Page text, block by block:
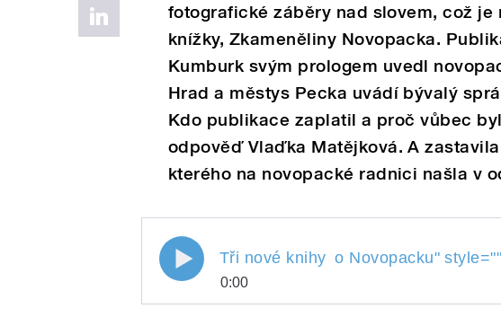
fotografické záběry nad slovem, což
knížky, Zkameněliny Novopacka.
Kumburk svým prologem uvedl
Hrad a městys Pecka uvádí bývalý
Kdo publikace zaplatil a proč vůbec
odpověď Vlaďka Matějková. A
kterého na novopacké radnici našla v
Tři nové knihy o Novopacku
Tři nové knihy o Novopacku"
0:00